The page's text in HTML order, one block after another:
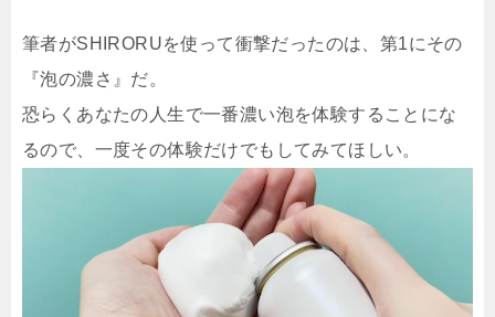
筆者がSHIRORUを使って衝撃だったのは、第1にその
『泡の濃さ』だ。
恐らくあなたの人生で一番濃い泡を体験することにな
るので、一度その体験だけでもしてみてほしい。